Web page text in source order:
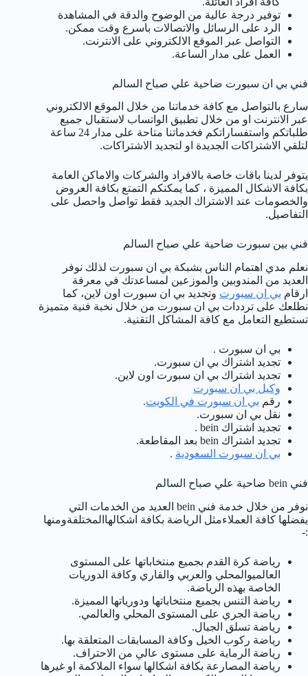
توفير درجة عالية من الوضوح والدقة في المشاهدة
الرد على الرسائل والاتصالات باسرع وقت ممكن.
التواصل عبر الموقع الالكتروني على الانترنت.
العمل على مدار الساعة.
فني بي ان سبورت ضاحية علي صباح السالم
سارع بالتواصل مع كافة خدماتنا من خلال الموقع الالكتروني
عبر الانترنت او من خلال تطبيق الواتساب لاستقبال جميع
طلباتكم واستفساراتكم فخدماتنا متاحة على مدار 24 ساعة
لتلقي الاشتراكات الجديدة او لتجديد الاشتراكات.
يتوفر لدينا باقات خاصة بالافراد والشركات والاماكن العامة
بكافة الاشكال المميزة ، كما يمكنكم التمتع بكافة العروض
والخصومات عند الاشتراك الجديد فقط تواصل واحصل على
التفاصيل.
فني بين سبورت ضاحية علي صباح السالم
نعلم مدي اهتمام الناس بشبكة بي ان سبورت لذلك نوفر
العديد من المندوبين والموزعين لمساعدتك في معرفة
ارقام بي ان سبورت وتجديد بي ان سبورت اون لاين، كما
نطلعك على ترددات بي ان سبورت من خلال نخبة فنية متميزة
تستطيع التعامل مع كافة المشاكل التقنية.
بي ان سبورت .
تجديد اشتراك بي ان سبورت.
تجديد اشتراك بي ان سبورت اون لاين.
وكيل بي ان سبورت
رقم بي ان سبورت في الكويت.
نقل بي ان سبورت.
تجديد اشتراك bein .
تجديد اشتراك bein بعد المقاطعة.
بي ان سبورت السعودية .
فني bein ضاحية علي صباح السالم
نوفر من خلال خدمة فني bein العديد من الخدمات التي
يفضلها كافة العملاءمثل الرياضة بكافة اشكالهاالمختلفةومنها
:-
رياضة كرة القدم بجميع منتخاباتها على المستوى
العالميوالمحلي والعربي والقاري وكافة الدوريات
الخاصة بهذه الرياضة.
رياضة التنس بجميع منتخاباتها ودورياتها المميزة.
رياضة الجري على المستوى المحلي والعالمي.
رياضة تسلق الجبال.
رياضة ركوب الخيل وكافة المسابقات المتعلقة بها.
رياضة الرماية على مستوى عالي من الاحتراف.
رياضة المصارعة بكافة اشكالها سواء الملاكمة او غيرها